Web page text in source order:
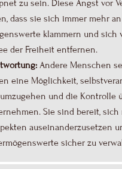
zu sein. Diese Angst vor
dass sie sich immer mehr
klammern und sich
der Freiheit entfernen.
Andere Menschen
eine Möglichkeit,
und die Kontrolle
Sie sind bereit, sich
auseinanderzusetzen
sicher zu